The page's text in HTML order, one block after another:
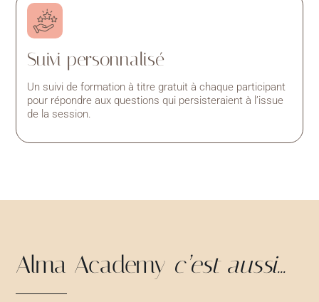
Suivi personnalisé
Un suivi de formation à titre gratuit à chaque participant
pour répondre aux questions qui persisteraient à l’issue
de la session.
Alma Academy c’est aussi...